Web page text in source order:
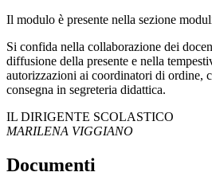
Il modulo è presente nella sezione
Si confida nella collaborazione dei
diffusione della presente e nella
autorizzazioni ai coordinatori di ordine,
consegna in segreteria didattica.
IL DIRIGENTE SCOLASTICO
MARILENA VIGGIANO
Documenti